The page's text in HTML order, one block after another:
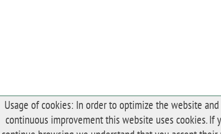
Usage of cookies: In order to optimize the website
continuous improvement this website uses cookies. If